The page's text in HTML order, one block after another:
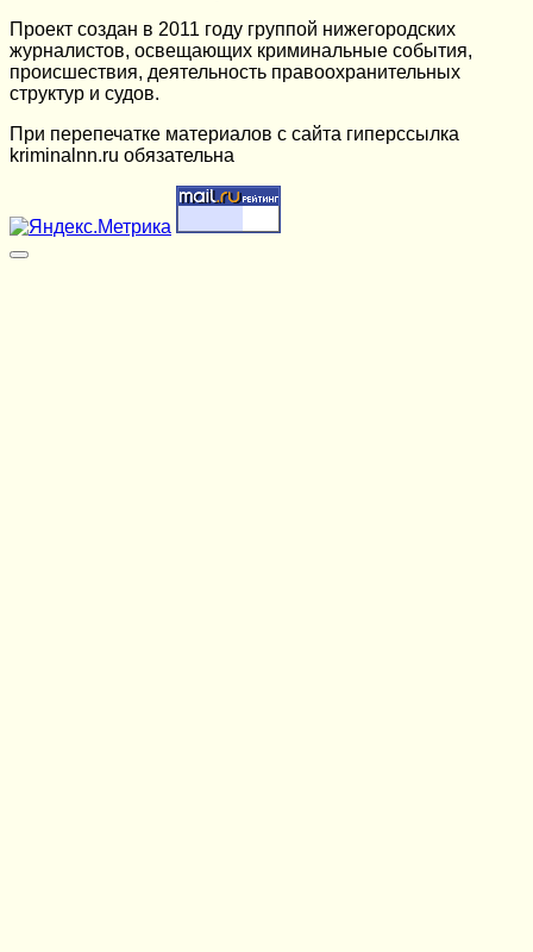
Проект создан в 2011 году группой нижегородских
журналистов, освещающих криминальные события,
происшествия, деятельность правоохранительных
структур и судов.
При перепечатке материалов c сайта гиперссылка
kriminalnn.ru обязательна